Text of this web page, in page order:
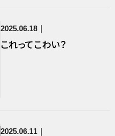
2025.06.18
これってこわい？
2025.06.11